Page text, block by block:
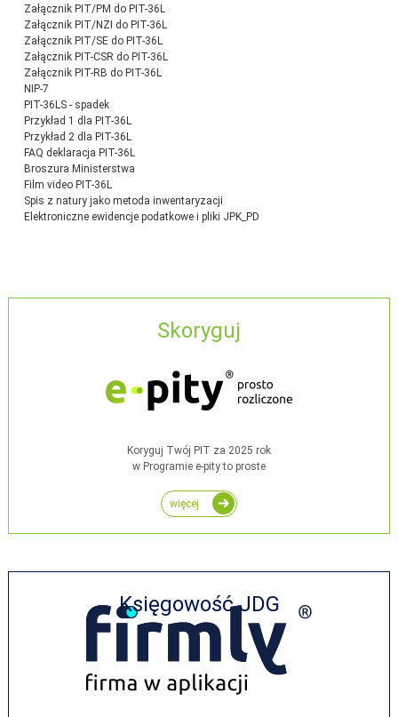
Załącznik PIT/PM do PIT-36L
Załącznik PIT/NZI do PIT-36L
Załącznik PIT/SE do PIT-36L
Załącznik PIT-CSR do PIT-36L
Załącznik PIT-RB do PIT-36L
NIP-7
PIT-36LS - spadek
Przykład 1 dla PIT-36L
Przykład 2 dla PIT-36L
FAQ deklaracja PIT-36L
Broszura Ministerstwa
Film video PIT-36L
Spis z natury jako metoda inwentaryzacji
Elektroniczne ewidencje podatkowe i pliki JPK_PD
Skoryguj
Koryguj Twój PIT za 2025 rok
w Programie e-pity to proste
więcej
Księgowość JDG